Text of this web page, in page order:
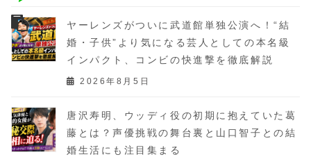
ヤーレンズがついに武道館単独公演へ！“結
婚・子供”より気になる芸人としての本名級
インパクト、コンビの快進撃を徹底解説
2026年8月5日
唐沢寿明、ウッディ役の初期に抱えていた葛
藤とは？声優挑戦の舞台裏と山口智子との結
婚生活にも注目集まる